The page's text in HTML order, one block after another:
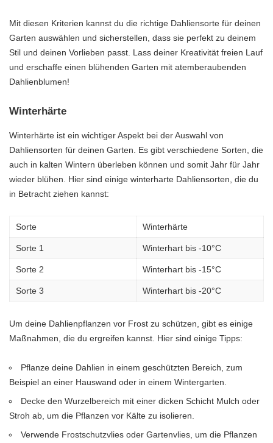
Mit diesen Kriterien kannst du die richtige Dahliensorte für deinen
Garten auswählen und sicherstellen, dass sie perfekt zu deinem
Stil und deinen Vorlieben passt. Lass deiner Kreativität freien Lauf
und erschaffe einen blühenden Garten mit atemberaubenden
Dahlienblumen!
Winterhärte
Winterhärte ist ein wichtiger Aspekt bei der Auswahl von
Dahliensorten für deinen Garten. Es gibt verschiedene Sorten, die
auch in kalten Wintern überleben können und somit Jahr für Jahr
wieder blühen. Hier sind einige winterharte Dahliensorten, die du
in Betracht ziehen kannst:
Sorte Winterhärte
Sorte 1 Winterhart bis -10°C
Sorte 2 Winterhart bis -15°C
Sorte 3 Winterhart bis -20°C
Um deine Dahlienpflanzen vor Frost zu schützen, gibt es einige
Maßnahmen, die du ergreifen kannst. Hier sind einige Tipps:
Pflanze deine Dahlien in einem geschützten Bereich, zum
Beispiel an einer Hauswand oder in einem Wintergarten.
Decke den Wurzelbereich mit einer dicken Schicht Mulch oder
Stroh ab, um die Pflanzen vor Kälte zu isolieren.
Verwende Frostschutzvlies oder Gartenvlies, um die Pflanzen